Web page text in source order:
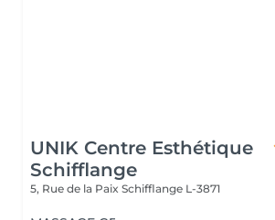
UNIK Centre Esthétique
Schifflange
5, Rue de la Paix Schifflange L-3871